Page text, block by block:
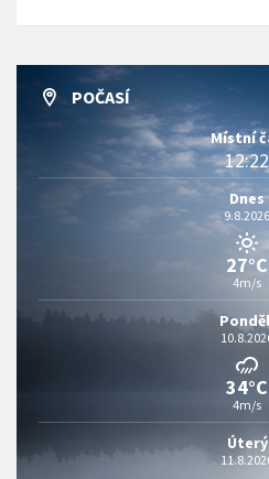
POČASÍ
Místní
12:22
Dnes
9.8.2026
27°C
4m/s
34°C
4m/s
Úterý